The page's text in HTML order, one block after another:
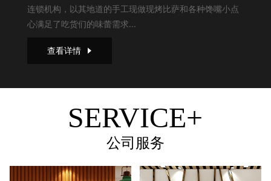
连锁机构，以其地道的手工现做现烤比萨和各种馋嘴小点
心满足了吃货们的味蕾需求...
查看详情
SERVICE+
公司服务